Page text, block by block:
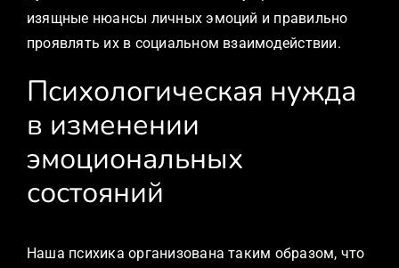
изящные нюансы личных эмоций и правильно
проявлять их в социальном взаимодействии.
Психологическая нужда
в изменении
эмоциональных
состояний
Наша психика организована таким образом, что